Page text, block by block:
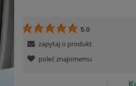
5.0
zapytaj o produkt
poleć znajomemu